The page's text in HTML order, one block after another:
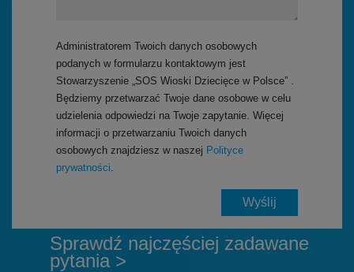
Administratorem Twoich danych osobowych
podanych w formularzu kontaktowym jest
Stowarzyszenie „SOS Wioski Dziecięce w Polsce” .
Będziemy przetwarzać Twoje dane osobowe w celu
udzielenia odpowiedzi na Twoje zapytanie. Więcej
informacji o przetwarzaniu Twoich danych
osobowych znajdziesz w naszej Polityce
prywatności
Sprawdź najczęściej zadawane
pytania >